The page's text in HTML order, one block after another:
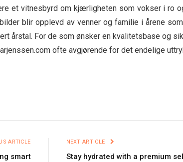
et vitnesbyrd om kjærligheten som vokser i ro
blir opplevd av venner og familie i årene
årstal. For de som ønsker en kvalitetsbase og
ofte avgjørende for det endelige
ARTICLE
smart
NEXT ARTICLE
Stay hydrated with a premium